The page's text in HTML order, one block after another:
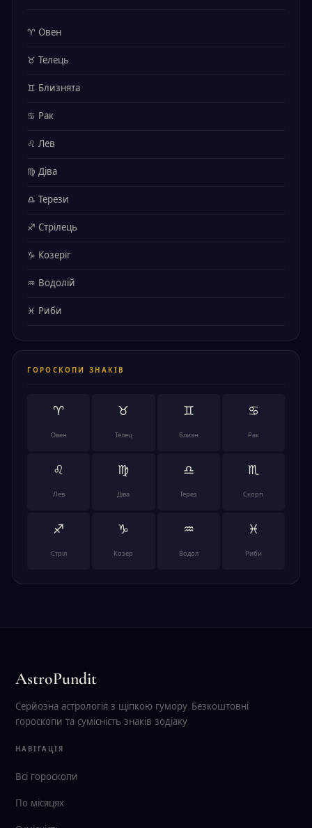
♈ Овен
♉ Телець
♊ Близнята
♋ Рак
♌ Лев
♍ Діва
♎ Терези
♐ Стрілець
♑ Козеріг
♒ Водолій
♓ Риби
ГОРОСКОПИ ЗНАКІВ
♈
Овен
♉
Телец
♊
Близн
♋
Рак
♌
Лев
♍
Діва
♎
Терез
♏
Скорп
♐
Стріл
♑
Козер
♒
Водол
♓
Риби
AstroPundit
Серйозна астрологія з щіпкою гумору. Безкоштовні
гороскопи та сумісність знаків зодіаку.
НАВІГАЦІЯ
Всі гороскопи
По місяцях